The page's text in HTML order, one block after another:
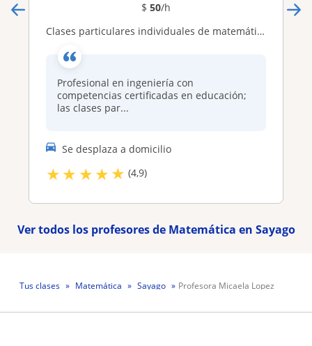
$ 50/h
Clases particulares individuales de matemática, física y química
Profesional en ingeniería con
competencias certificadas en educación;
las clases par...
Se desplaza a domicilio
★★ ★★★ (4,9)
Ver todos los profesores de Matemática en Sayago
Tus clases Matemática Sayago Profesora Micaela Lopez